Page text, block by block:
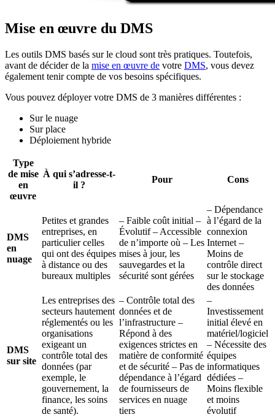
Mise en œuvre du DMS
Les outils DMS basés sur le cloud sont très pratiques. Toutefois,
avant de décider de la mise en œuvre de votre DMS, vous devez
également tenir compte de vos besoins spécifiques.
Vous pouvez déployer votre DMS de 3 manières différentes :
Sur le nuage
Sur place
Déploiement hybride
Type
de mise
en
œuvre
À qui s’adresse-t-
il ?
Pour Cons
DMS
en
nuage
Petites et grandes
entreprises, en
particulier celles
qui ont des équipes
à distance ou des
bureaux multiples
– Faible coût initial –
Évolutif – Accessible
de n’importe où – Les
mises à jour, les
sauvegardes et la
sécurité sont gérées
– Dépendance
à l’égard de la
connexion
Internet –
Moins de
contrôle direct
sur le stockage
des données
DMS
sur site
Les entreprises des
secteurs hautement
réglementés ou les
organisations
exigeant un
contrôle total des
données (par
exemple, le
gouvernement, la
finance, les soins
de santé).
– Contrôle total des
données et de
l’infrastructure –
Répond à des
exigences strictes en
matière de conformité
et de sécurité – Pas de
dépendance à l’égard
de fournisseurs de
services en nuage
tiers
–
Investissement
initial élevé en
matériel/logiciel
– Nécessite des
équipes
informatiques
dédiées –
Moins flexible
et moins
évolutif